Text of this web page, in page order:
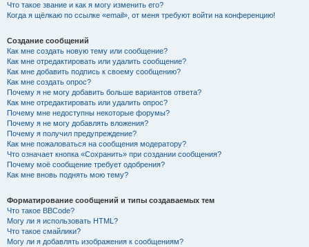
Что такое звание и как я могу изменить его?
Когда я щёлкаю по ссылке «email», от меня требуют войти на конференцию!
Создание сообщений
Как мне создать новую тему или сообщение?
Как мне отредактировать или удалить сообщение?
Как мне добавить подпись к своему сообщению?
Как мне создать опрос?
Почему я не могу добавить больше вариантов ответа?
Как мне отредактировать или удалить опрос?
Почему мне недоступны некоторые форумы?
Почему я не могу добавлять вложения?
Почему я получил предупреждение?
Как мне пожаловаться на сообщения модератору?
Что означает кнопка «Сохранить» при создании сообщения?
Почему моё сообщение требует одобрения?
Как мне вновь поднять мою тему?
Форматирование сообщений и типы создаваемых тем
Что такое BBCode?
Могу ли я использовать HTML?
Что такое смайлики?
Могу ли я добавлять изображения к сообщениям?